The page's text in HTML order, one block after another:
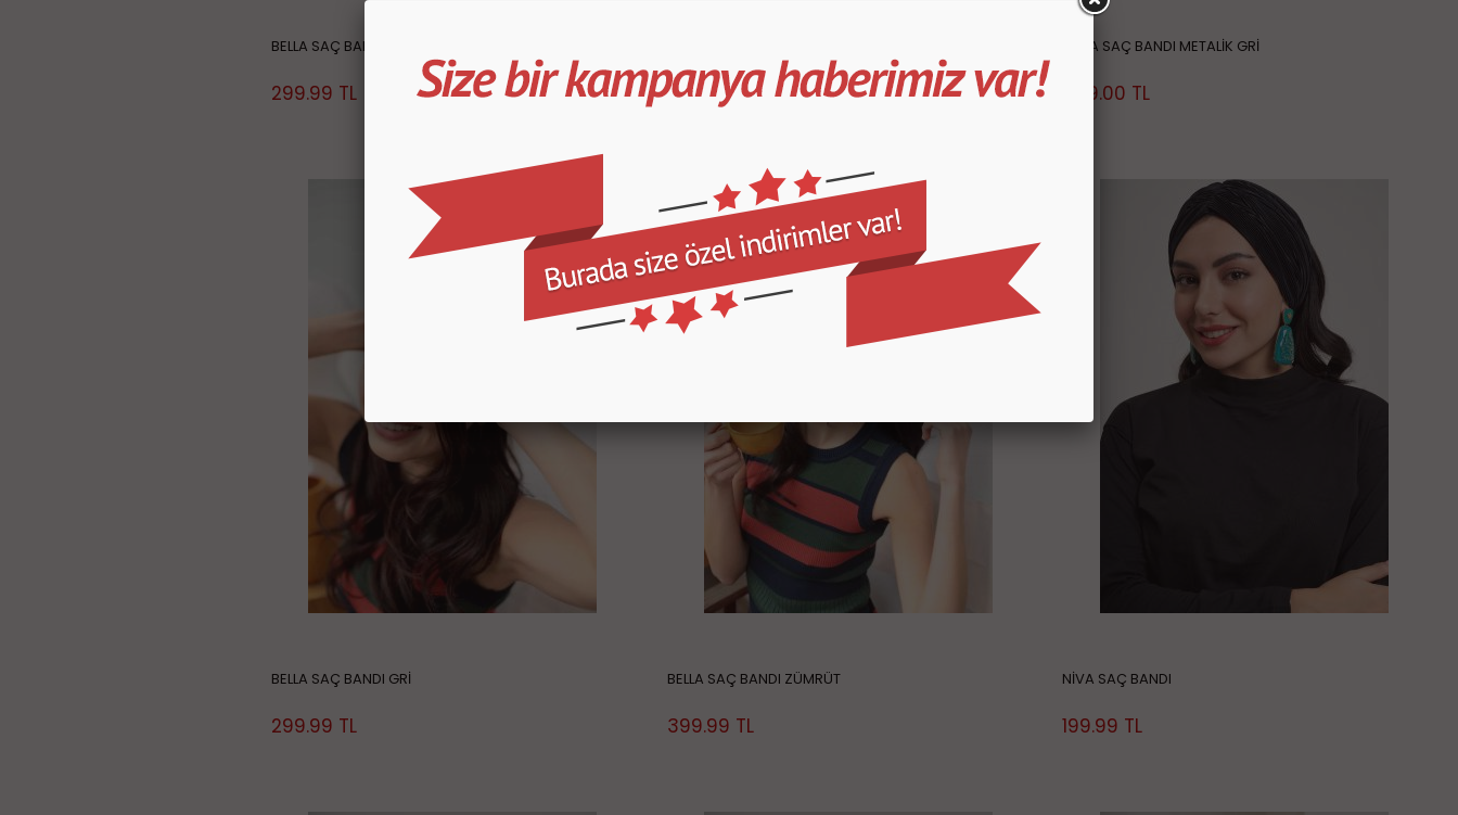
BELLA SAÇ BANDI ÇİFT RENKLİ
299.99 TL 499.99TL
BELLA SAÇ BANDI METALİK GRİ
349.00 TL
BELLA SAÇ BANDI GRİ
299.99 TL
BELLA SAÇ BANDI ZÜMRÜT
399.99 TL
NİVA SAÇ BANDI
199.99 TL